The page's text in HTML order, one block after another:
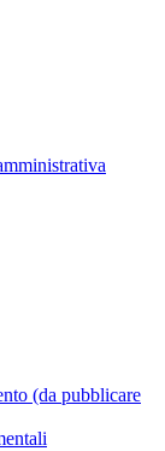
(da pubblicare